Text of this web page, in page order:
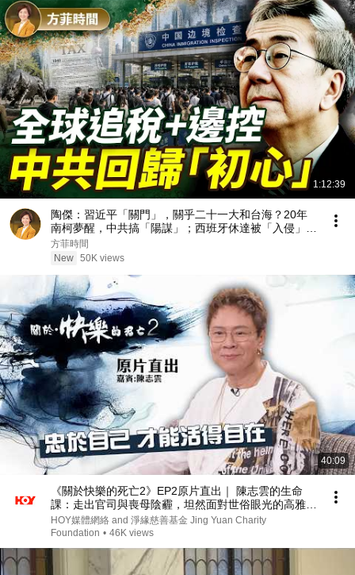
1:12:39
陶傑：習近平「關門」，關乎二十一大和台海？20年
南柯夢醒，中共搞「陽謀」；西班牙休達被「入侵」，
歐洲移民問題無解？｜方菲播客
方菲時間
New 50K views
40:09
《關於快樂的死亡2》EP2原片直出｜ 陳志雲的生命
課：走出官司與喪母陰霾，坦然面對世俗眼光的高雅告
別 ｜ 嘉賓：陳志雲 ｜ HOY｜淨緣慈善基金
HOY媒體網絡 and 淨緣慈善基金 Jing Yuan Charity
Foundation • 46K views